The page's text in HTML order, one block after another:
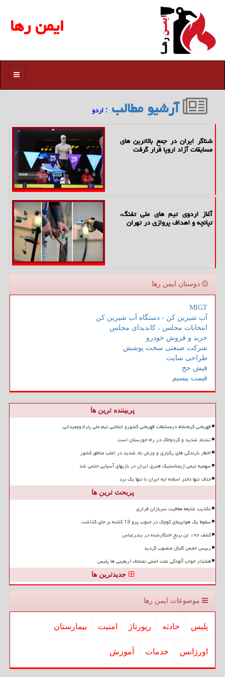
ایمن رها
منو
آرشیو مطالب : اردو
شناگر ایران در جمع بالاترین های
مسابقات آزاد اروپا قرار گرفت
آغاز اردوی تیم های ملی تفنگ،
تپانچه و اهداف پروازی در تهران
دوستان ایمن رها
MIGT
آب شیرین کن - دستگاه آب شیرین کن
انتخابات مجلس ، کاندیدای مجلس
خرید و فروش خودرو
شرکت صنعتی سخت پوشش
طراحی سایت
فیش حج
قیمت بیسیم
پربیننده ترین ها
قهرمانی کرمانشاه درمسابقات قهرمانی کشورو انتخابی تیم ملی پارادوومیدانی
تندباد شدید و گردوخاک در راه خوزستان است
اخطار بارندگی های رگباری و وزش باد شدید در اغلب مناطق کشور
سهمیه تیمی ژیمناستیک هنری ایران در بازیهای آسیایی حتمی شد
حذف تنها دختر اسلحه اپه ایران با تنها یک برد
پربحث ترین ها
تکذیب شایعه معافیت سربازان فراری
سقوط یک هواپیمای کوچک در جنوب پرو 13 کشته بر جای گذاشت
کشف ۱۹۲ تن برنج احتکارشده در بندرعباس
رییس انجمن گلبال منصوب گردید
هشدار خواب آلودگی علت اصلی تصادف اربعینی ها پلیس
جدیدترین ها
موضوعات ایمن رها
پلیس حادثه رپورتاژ امنیت بیمارستان
اورژانس خدمات آموزش